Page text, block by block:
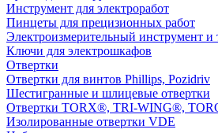
Инструмент для электроработ
Пинцеты для прецизионных работ
Электроизмерительный инструмент и
Ключи для электрошкафов
Отвертки
Отвертки для винтов Phillips, Pozidriv
Шестигранные и шлицевые отвертки
Отвертки TORX®, TRI-WING®,
Изолированные отвертки VDE